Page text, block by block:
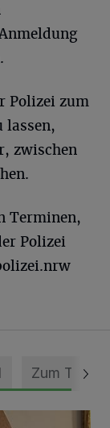
Polizei zum
lassen,
zwischen
Terminen,
Polizei
Zum Thema